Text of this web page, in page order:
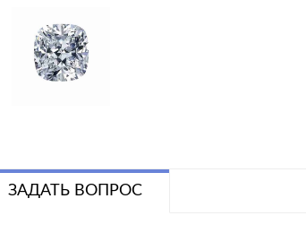
ЗАДАТЬ ВОПРОС